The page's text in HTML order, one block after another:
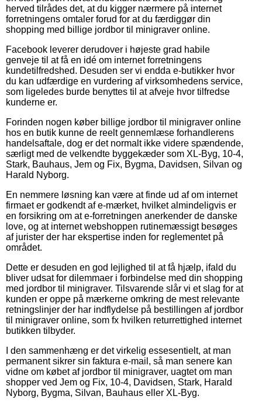
herved tilrådes det, at du kigger nærmere på internet
forretningens omtaler forud for at du færdiggør din
shopping med billige jordbor til minigraver online.
Facebook leverer derudover i højeste grad habile
genveje til at få en idé om internet forretningens
kundetilfredshed. Desuden ser vi endda e-butikker hvor
du kan udfærdige en vurdering af virksomhedens service,
som ligeledes burde benyttes til at afveje hvor tilfredse
kunderne er.
Forinden nogen køber billige jordbor til minigraver online
hos en butik kunne de reelt gennemlæse forhandlerens
handelsaftale, dog er det normalt ikke videre spændende,
særligt med de velkendte byggekæder som XL-Byg, 10-4,
Stark, Bauhaus, Jem og Fix, Bygma, Davidsen, Silvan og
Harald Nyborg.
En nemmere løsning kan være at finde ud af om internet
firmaet er godkendt af e-mærket, hvilket almindeligvis er
en forsikring om at e-forretningen anerkender de danske
love, og at internet webshoppen rutinemæssigt besøges
af jurister der har ekspertise inden for reglementet på
området.
Dette er desuden en god lejlighed til at få hjælp, ifald du
bliver udsat for dilemmaer i forbindelse med din shopping
med jordbor til minigraver. Tilsvarende slår vi et slag for at
kunden er oppe på mærkerne omkring de mest relevante
retningslinjer der har indflydelse på bestillingen af jordbor
til minigraver online, som fx hvilken returrettighed internet
butikken tilbyder.
I den sammenhæng er det virkelig essesentielt, at man
permanent sikrer sin faktura e-mail, så man senere kan
vidne om købet af jordbor til minigraver, uagtet om man
shopper ved Jem og Fix, 10-4, Davidsen, Stark, Harald
Nyborg, Bygma, Silvan, Bauhaus eller XL-Byg.